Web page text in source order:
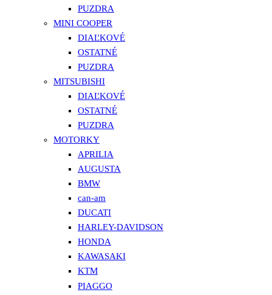
PUZDRA
MINI COOPER
DIAĽKOVÉ
OSTATNÉ
PUZDRA
MITSUBISHI
DIAĽKOVÉ
OSTATNÉ
PUZDRA
MOTORKY
APRILIA
AUGUSTA
BMW
can-am
DUCATI
HARLEY-DAVIDSON
HONDA
KAWASAKI
KTM
PIAGGO